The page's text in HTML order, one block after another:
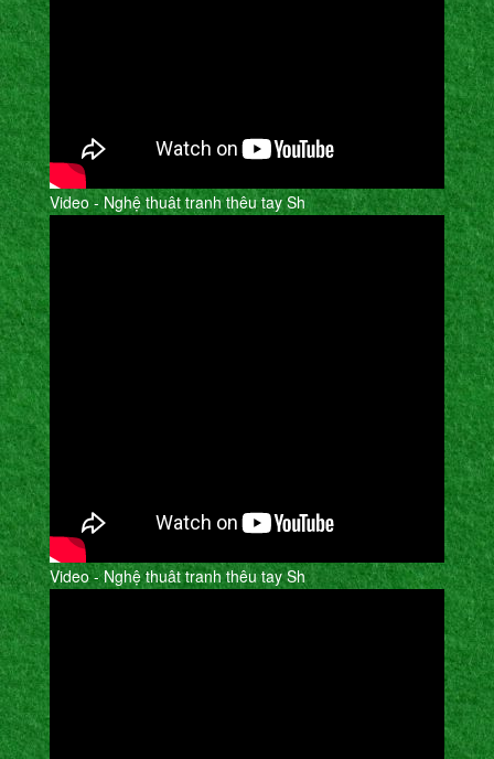
Video - Nghệ thuât tranh thêu tay Sh
Video - Nghệ thuât tranh thêu tay Sh